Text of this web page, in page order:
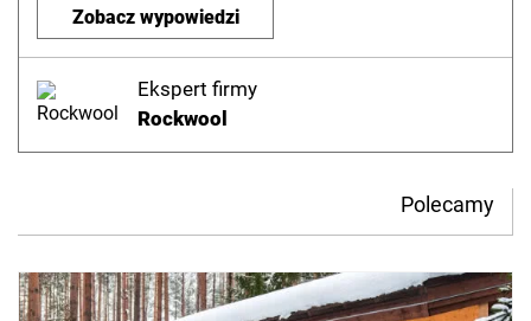
Zobacz wypowiedzi
Ekspert firmy
Rockwool
Polecamy